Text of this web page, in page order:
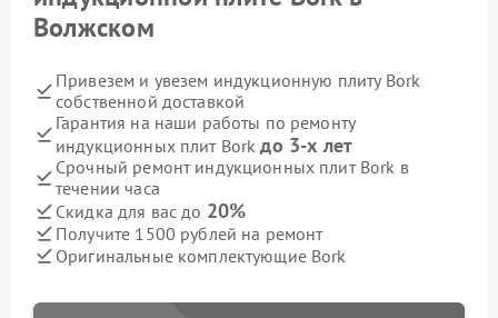
Волжском
Привезем и увезем индукционную плиту Bork
собственной доставкой
Гарантия на наши работы по ремонту
индукционных плит Borkдо 3-х лет
Срочный ремонт индукционных плит Bork в
течении часа
Скидка для вас до 20%
Получите 1500 рублей на ремонт
Оригинальные комплектующие Bork